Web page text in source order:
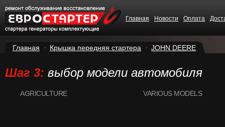
Главная Новости Оплата
Главная Крышка передняя стартера JOHN DEERE
Шаг 3: выбор модели автомобиля
AGRICULTURE VARIOUS MODELS